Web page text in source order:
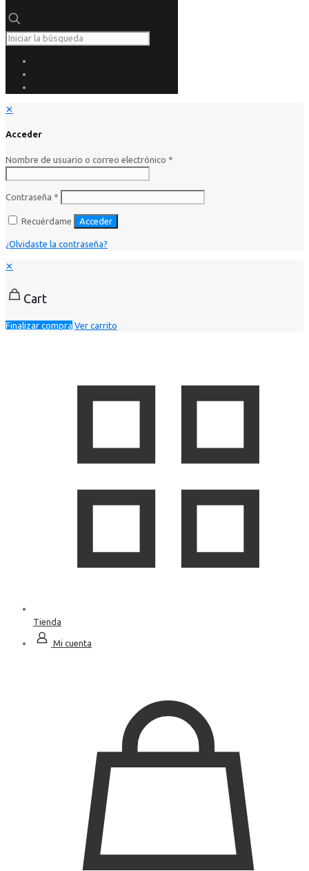
✕
Acceder
Nombre de usuario o correo electrónico *
Contraseña *
Recuérdame Acceder
¿Olvidaste la contraseña?
✕
Cart
Finalizar compra Ver carrito
Tienda
Mi cuenta